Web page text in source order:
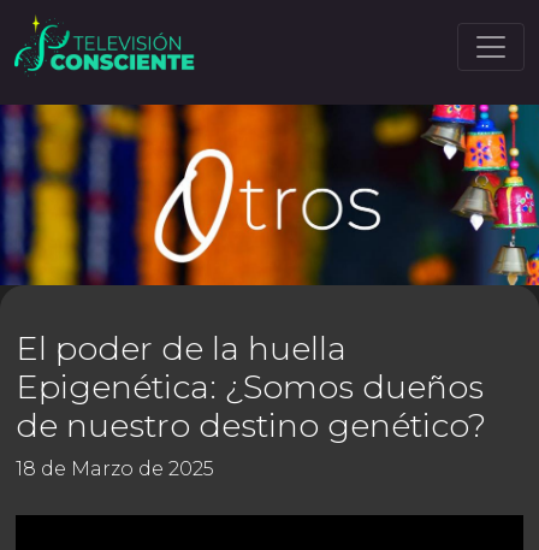
El poder de la huella
Epigenética: ¿Somos dueños
de nuestro destino genético?
18 de Marzo de 2025